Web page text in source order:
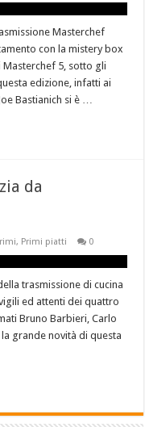
Masterchef
con la mistery box
5, sotto gli
edizione, infatti ai
Bastianich si è …
da
, Primi piatti 0
trasmissione di cucina
ed attenti dei quattro
Bruno Barbieri, Carlo
grande novità di questa